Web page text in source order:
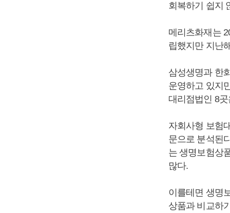
회복하기 쉽지
메리츠화재는
립했지만 지난
삼성생명과 한
운영하고 있지
대리점법인 8
자회사형 보험
문으로 분석된
는 생명보험상
많다.
이를테면 생명
상품과 비교하